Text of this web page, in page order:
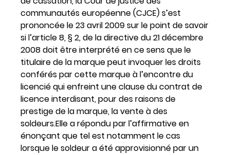
communautés européenne (CJCE) s’est
prononcée le 23 avril 2009 sur le point de savoir
si l’article 8, § 2, de la directive du 21 décembre
2008 doit être interprété en ce sens que le
titulaire de la marque peut invoquer les droits
conférés par cette marque à l’encontre du
licencié qui enfreint une clause du contrat de
licence interdisant, pour des raisons de
prestige de la marque, la vente à des
soldeurs.Elle a répondu par l’affirmative en
énonçant que tel est notamment le cas
lorsque le soldeur a été approvisionné par un